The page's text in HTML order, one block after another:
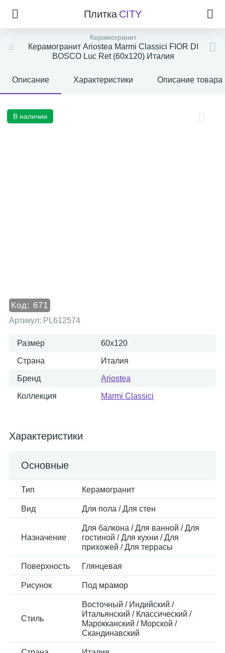
Плитка CITY
Керамогранит
Керамогранит Ariostea Marmi Classici FIOR DI
BOSCO Luc Ret (60x120) Италия
Описание Характеристики Описание товара
В наличии
Код: 671
Артикул: PL612574
Размер 60x120
Страна Италия
Бренд Ariostea
Коллекция Marmi Classici
Характеристики
Основные
Тип Керамогранит
Вид Для пола / Для стен
Назначение
Для балкона / Для ванной / Для
гостиной / Для кухни / Для
прихожей / Для террасы
Поверхность Глянцевая
Рисунок Под мрамор
Стиль
Восточный / Индийский /
Итальянский / Классический /
Марокканский / Морской /
Скандинавский